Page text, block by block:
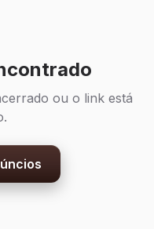
ou o link está